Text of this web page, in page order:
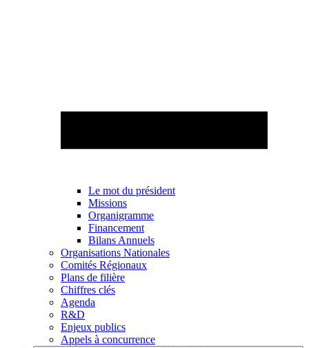
Le mot du président
Missions
Organigramme
Financement
Bilans Annuels
Organisations Nationales
Comités Régionaux
Plans de filière
Chiffres clés
Agenda
R&D
Enjeux publics
Appels à concurrence